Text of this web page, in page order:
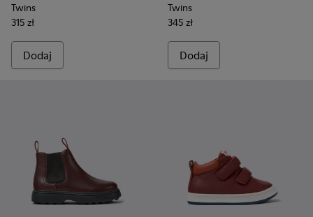
Twins
315 zł
Dodaj
Twins
345 zł
Dodaj